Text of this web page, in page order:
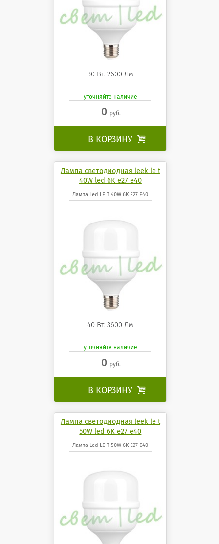
30 Вт. 2600 Лм
уточняйте наличие
0 руб.
В КОРЗИНУ 
Лампа светодиодная leek le t
40W led 6K e27 e40
Лампа Led LE T 40W 6K E27 E40
40 Вт. 3600 Лм
уточняйте наличие
0 руб.
В КОРЗИНУ 
Лампа светодиодная leek le t
50W led 6K e27 e40
Лампа Led LE T 50W 6K E27 E40